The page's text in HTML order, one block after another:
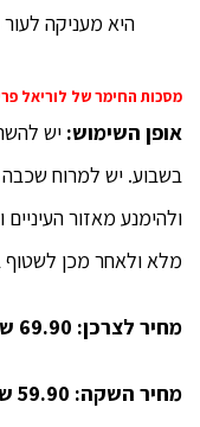
היא מעניקה
מסכות החימר של לוריאל
אופן השימוש:
בשבוע. יש למרוח
מלא ולאחר מכן
מחיר לצרכן: 69.90 ש"ח.
מחיר השקה: 59.90 ש"ח.